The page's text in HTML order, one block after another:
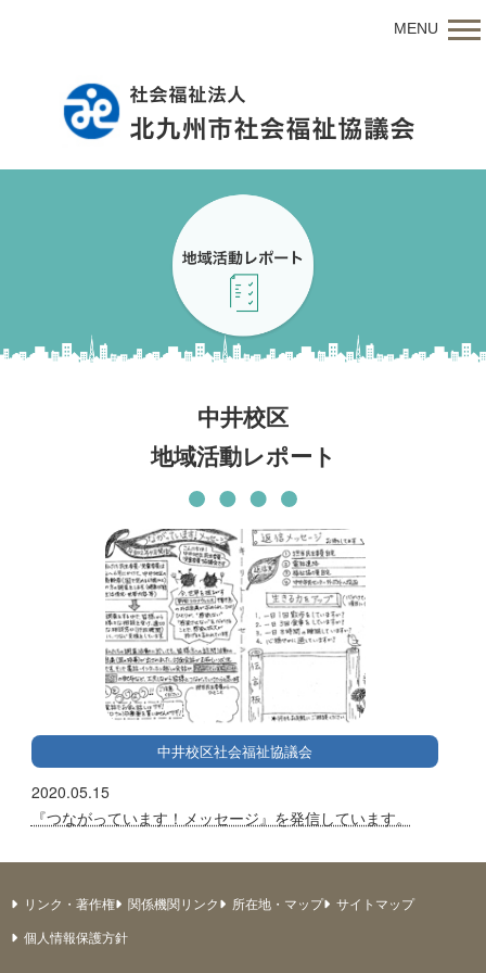
MENU
中井校区
地域活動レポート
中井校区社会福祉協議会
2020.05.15
『つながっています！メッセージ』を発信しています。
リンク・著作権 関係機関リンク 所在地・マップ
サイトマップ
個人情報保護方針